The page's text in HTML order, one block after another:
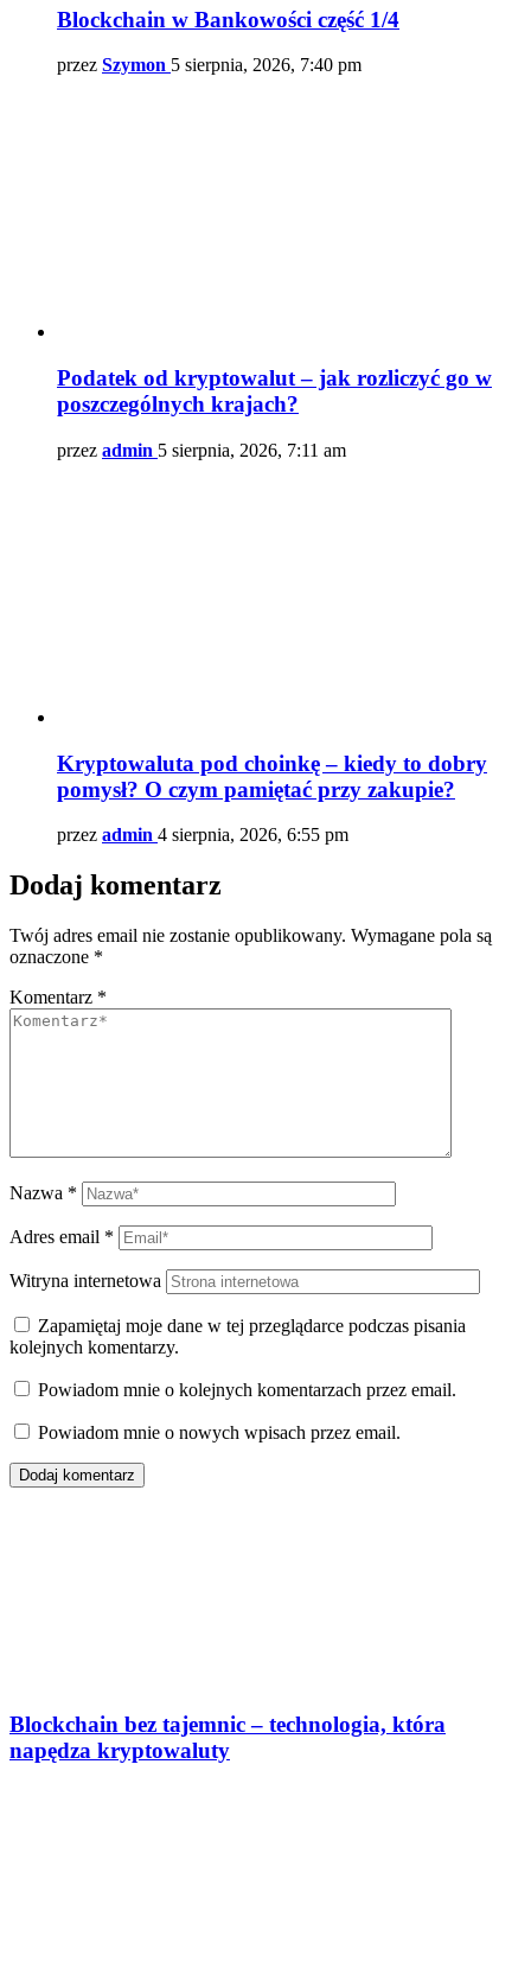
Blockchain w Bankowości część 1/4
przez Szymon 5 sierpnia, 2026, 7:40 pm
Podatek od kryptowalut – jak rozliczyć go w
poszczególnych krajach?
przez admin 5 sierpnia, 2026, 7:11 am
Kryptowaluta pod choinkę – kiedy to dobry
pomysł? O czym pamiętać przy zakupie?
przez admin 4 sierpnia, 2026, 6:55 pm
Dodaj komentarz
Twój adres email nie zostanie opublikowany. Wymagane pola są
oznaczone *
Komentarz *
Nazwa *
Adres email *
Witryna internetowa
Zapamiętaj moje dane w tej przeglądarce podczas pisania
kolejnych komentarzy.
Powiadom mnie o kolejnych komentarzach przez email.
Powiadom mnie o nowych wpisach przez email.
Blockchain bez tajemnic – technologia, która
napędza kryptowaluty